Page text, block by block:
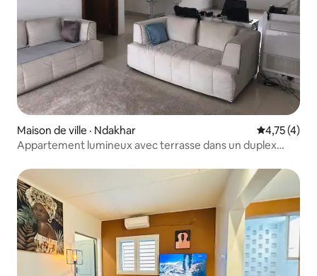
Maison de ville · Ndakhar Note
4,75 (4)
Appartement lumineux avec terrasse dans un duplex